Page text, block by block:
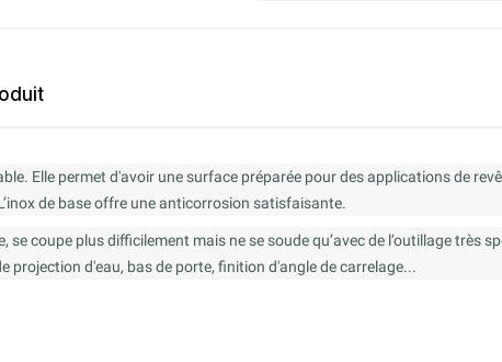
Elle permet d'avoir une surface préparée pour des applications de
de base offre une anticorrosion satisfaisante.
se coupe plus difficilement mais ne se soude qu’avec de l’outillage très
projection d'eau, bas de porte, finition d'angle de carrelage...